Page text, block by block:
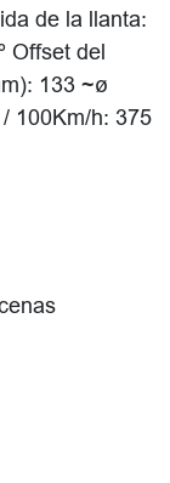
de la llanta:
Offset del
133 ~ø
100Km/h: 375